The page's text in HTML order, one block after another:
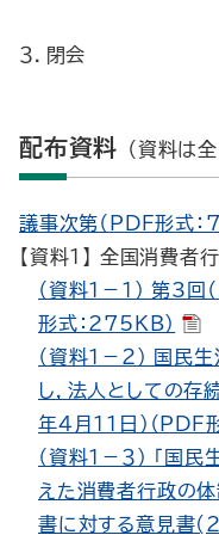
３．閉会
配布資料 （資料は
議事次第（PDF形式：
【資料１】 全国消費者
（資料１－１） 第3
形式：275KB）
（資料１－２） 国民
し，法人としての存
年4月11日）（PDF
（資料１－３） 「国
えた消費者行政の
書に対する意見書